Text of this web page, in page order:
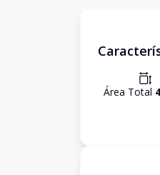
Área Total